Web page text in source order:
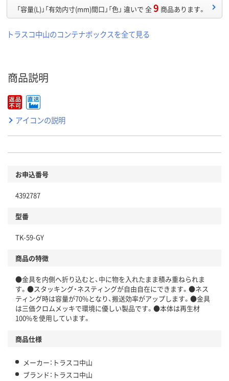
「容量(L)」「有効内寸(mm)間口」「色」 違いで 全9 商品あります。
トラスコ中山のコンテナボックスを全て見る
商品説明
アイコンの説明
お申込番号
4392787
型番
TK-59-GY
商品の特徴
●金具を内側へ折り込むと、中に物を入れたまま積み重ねられま
す。●スタッキング・ネスティングが自由自在にできます。●ネス
ティング時は容量が70%となり、搬送効率がアップします。●金具
は三価クロムメッキで環境に優しい製品です。●本体は再生材
100%を使用しています。
商品仕様
メーカー：トラスコ中山
ブランド：トラスコ中山